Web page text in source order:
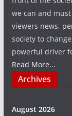
we can and
viewers news,
society to
powerful driver
Read More...
Archives
August 2026